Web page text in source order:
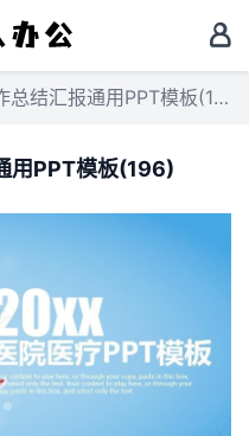
结汇报通用PPT模板(196)
用PPT模板(196)